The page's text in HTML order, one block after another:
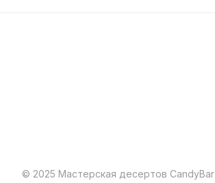
© 2025 Мастерская десертов CandyBar